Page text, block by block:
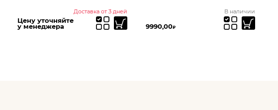
Доставка от 3 дней
Цену уточняйте
у менеджера
В наличии
9990,00₽